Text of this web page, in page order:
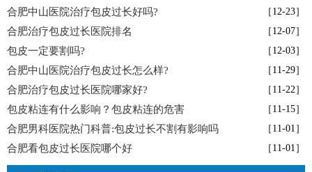
［12-23］
合肥中山医院治疗包皮过长好吗?
［12-07］
合肥治疗包皮过长医院排名
［12-03］
包皮一定要割吗?
［11-29］
合肥中山医院治疗包皮过长怎么样?
［11-22］
合肥治疗包皮过长医院哪家好?
［11-15］
包皮粘连有什么影响？包皮粘连的危害
［11-01］
合肥男科医院热门科普:包皮过长不割有影响吗
［11-01］
合肥看包皮过长医院哪个好